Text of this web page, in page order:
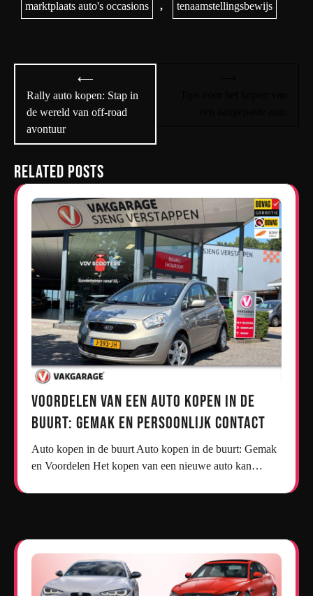
marktplaats auto's occasions , tenaamstellingsbewijs
navigatie
⟵
Rally auto kopen: Stap in
de wereld van off-road
avontuur
Related Posts
Voordelen van een Auto Kopen in de
Buurt: Gemak en Persoonlijk Contact
Auto kopen in de buurt Auto kopen in de buurt: Gemak
en Voordelen Het kopen van een nieuwe auto kan…